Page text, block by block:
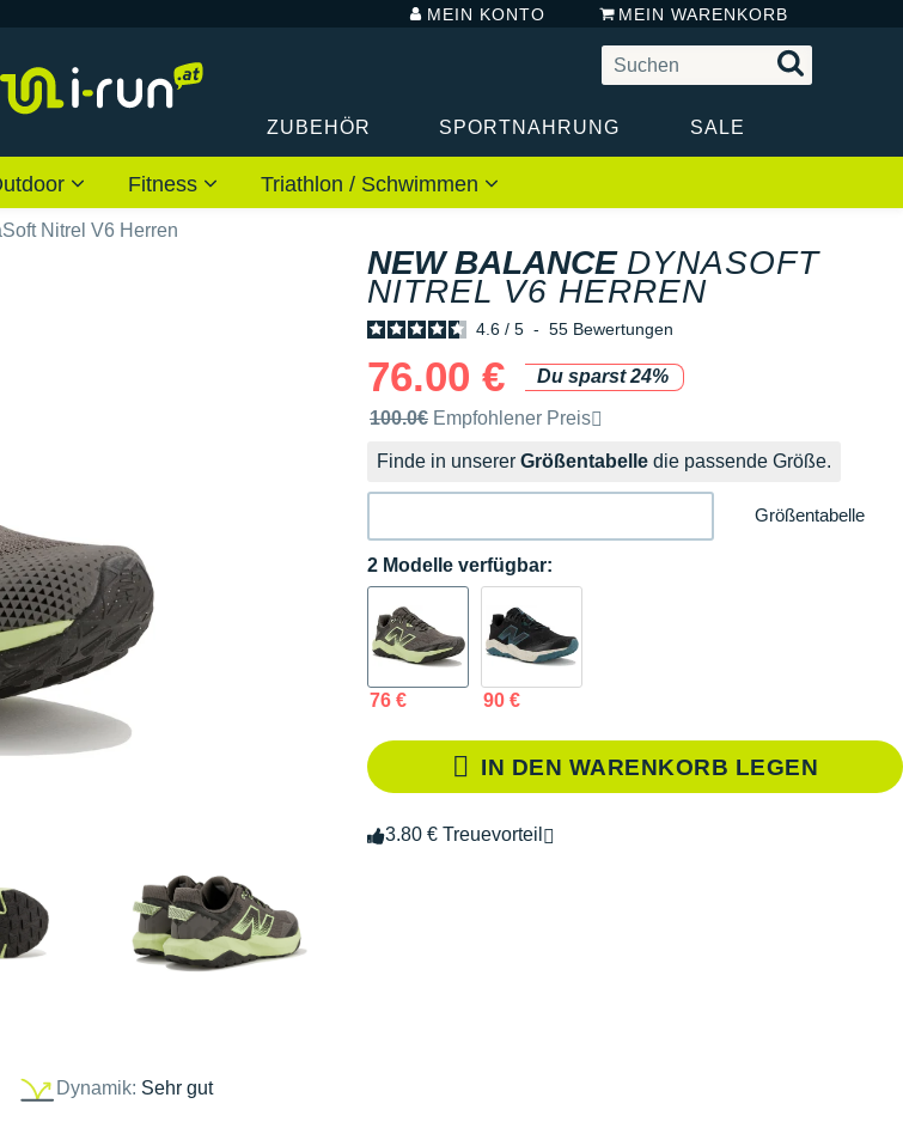
MEIN KONTO MEIN WARENKORB
ZUBEHÖR SPORTNAHRUNG SALE
Fitness Triathlon / Schwimmen
Nitrel V6 Herren
Dynamik: Sehr gut
NEW BALANCE DYNASOFT
NITREL V6 HERREN
4.6 / 5 - 55 Bewertungen
76.00 €
Du sparst 24%
Unverbindliche Preisempfehlung der Marke
100.0€ Empfohlener Preis
Finde in unserer Größentabelle die passende Größe.
Größentabelle
2 Modelle verfügbar:
76 € 90 €
IN DEN WARENKORB LEGEN
3.80 € Treuevorteil